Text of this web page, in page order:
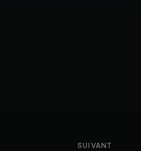
SUIVANT